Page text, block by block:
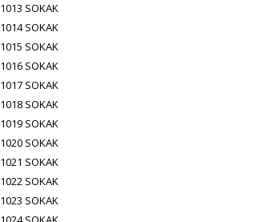
1013 SOKAK
1014 SOKAK
1015 SOKAK
1016 SOKAK
1017 SOKAK
1018 SOKAK
1019 SOKAK
1020 SOKAK
1021 SOKAK
1022 SOKAK
1023 SOKAK